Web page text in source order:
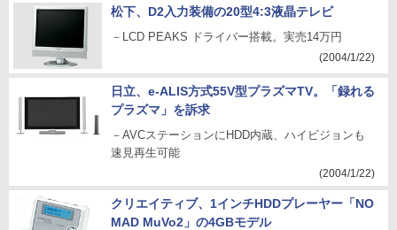
松下、D2入力装備の20型4:3液晶テレビ
－LCD PEAKS ドライバー搭載。実売14万円
(2004/1/22)
日立、e-ALIS方式55V型プラズマTV。「録れる
プラズマ」を訴求
－AVCステーションにHDD内蔵、ハイビジョンも
速見再生可能
(2004/1/22)
クリエイティブ、1インチHDDプレーヤー「NO
MAD MuVo2」の4GBモデル